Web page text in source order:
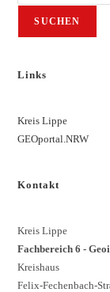
SUCHEN
Links
Kreis Lippe
GEOportal.NRW
Kontakt
Kreis Lippe
Fachbereich 6 -
Kreishaus
Felix-Fechenbach-